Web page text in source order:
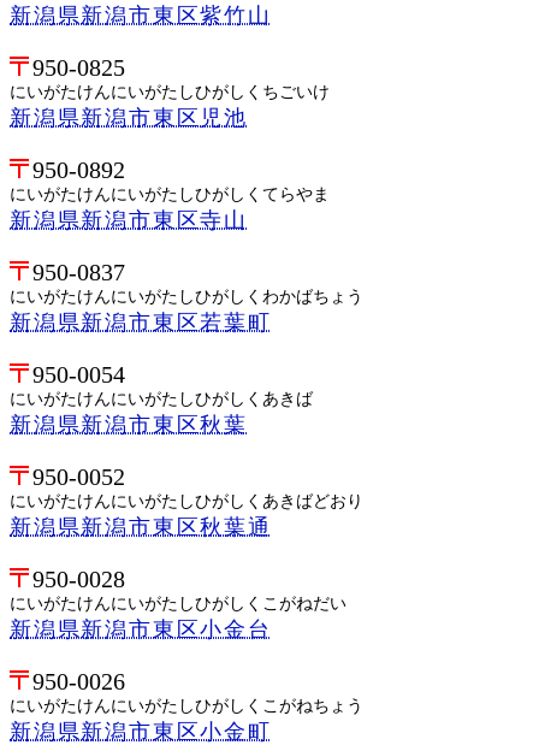
新潟県新潟市東区紫竹山
950-0825
にいがたけんにいがたしひがしくちごいけ
新潟県新潟市東区児池
950-0892
にいがたけんにいがたしひがしくてらやま
新潟県新潟市東区寺山
950-0837
にいがたけんにいがたしひがしくわかばちょう
新潟県新潟市東区若葉町
950-0054
にいがたけんにいがたしひがしくあきば
新潟県新潟市東区秋葉
950-0052
にいがたけんにいがたしひがしくあきばどおり
新潟県新潟市東区秋葉通
950-0028
にいがたけんにいがたしひがしくこがねだい
新潟県新潟市東区小金台
950-0026
にいがたけんにいがたしひがしくこがねちょう
新潟県新潟市東区小金町